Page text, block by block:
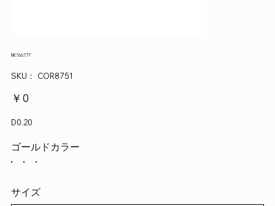
NK16677Y
SKU：
SKU：
COR8751
価
格
￥0
D0.20
ゴールドカラー
サイズ